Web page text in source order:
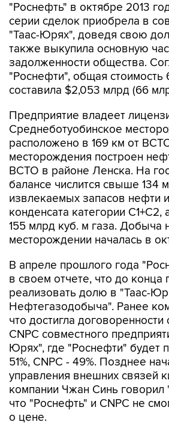
"Роснефть" в октябре 2013
серии сделок приобрела в
"Таас-Юрях", доведя свою
также выкупила основную
задолженности общества.
"Роснефти", общая стоимость
составила $2,053 млрд (66
Предприятие владеет
Среднеботуобинское
расположено в 169 км от
месторождения построен
ВСТО в районе Ленска. На
балансе числится свыше 134
извлекаемых запасов нефти
конденсата категории
155 млрд куб. м газа. Добыча
месторождении началась в
В апреле прошлого года
в своем отчете, что до конца
реализовать долю в "Таас-
Нефтегазодобыча". Ранее
что достигла договоренности
CNPC совместного
Юрях", где "Роснефти" будет
51%, CNPC - 49%. Позднее
управления внешних связей
компании Чжан Синь говорил
что "Роснефть" и CNPC не
о цене.